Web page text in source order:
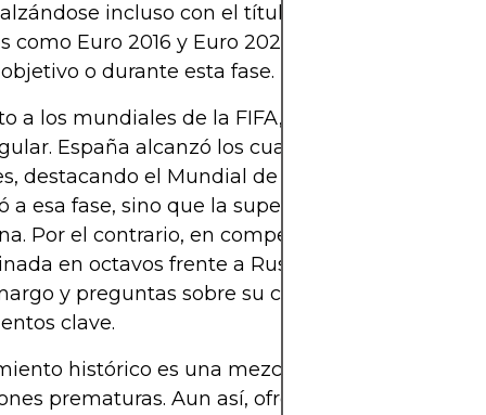
incluso con el título. No obstante, en
como Euro 2016 y Euro 2020, fue eliminada
o durante esta fase.
a los mundiales de la FIFA, el rendimiento ha
España alcanzó los cuartos de final en
destacando el Mundial de Sudáfrica 2010,
a esa fase, sino que la superó para luego
Por el contrario, en competencias como Rusia
en octavos frente a Rusia en penales,
y preguntas sobre su capacidad de
clave.
histórico es una mezcla de éxito
prematuras. Aun así, ofrece importantes